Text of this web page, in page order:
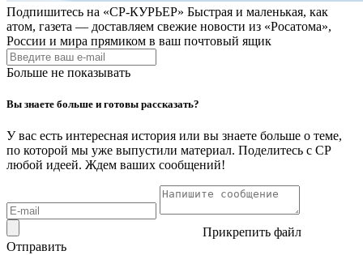
Подпишитесь на «СР-КУРЬЕР» Быстрая и маленькая, как
атом, газета — доставляем свежие новости из «Росатома»,
России и мира прямиком в ваш почтовый ящик
Больше не показывать
Вы знаете больше и готовы рассказать?
У вас есть интересная история или вы знаете больше о теме,
по которой мы уже выпустили материал. Поделитесь с СР
любой идеей. Ждем ваших сообщений!
Прикрепить файл
Отправить